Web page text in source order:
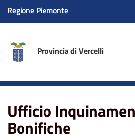
Regione Piemonte
Provincia di Vercelli
Ufficio
Bonifiche